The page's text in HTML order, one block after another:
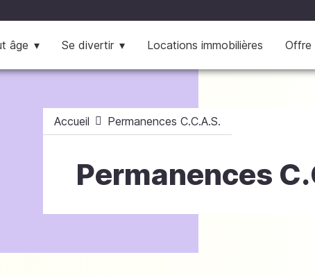
âge Se divertir Locations immobilières Offre
Accueil Permanences C.C.A.S.
Permanences